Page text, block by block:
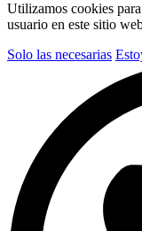
Utilizamos cookies
usuario en este sitio
Solo las necesarias